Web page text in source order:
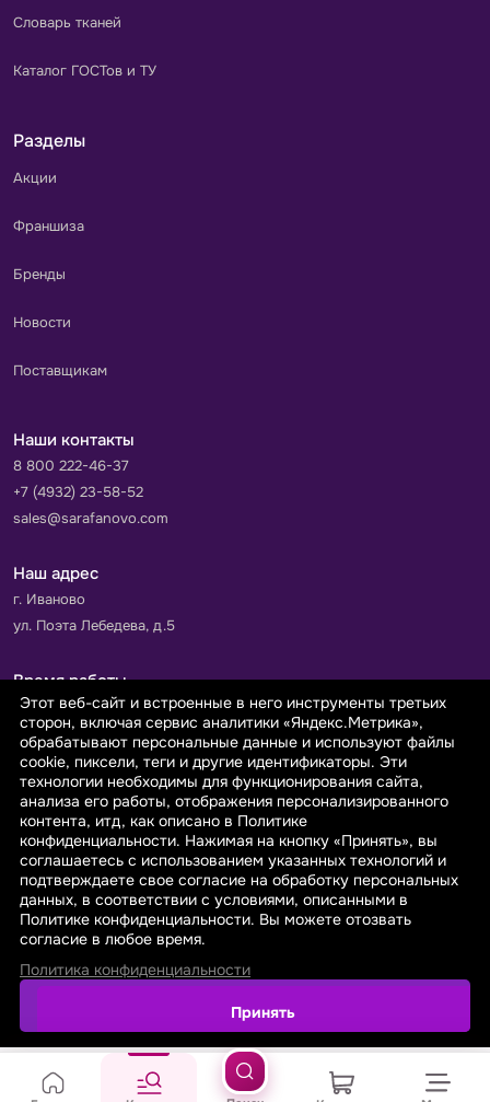
Словарь тканей
Каталог ГОСТов и ТУ
Разделы
Акции
Франшиза
Бренды
Новости
Поставщикам
Наши контакты
8 800 222-46-37
+7 (4932) 23-58-52
sales@sarafanovo.com
Наш адрес
г. Иваново
ул. Поэта Лебедева, д.5
Время работы
Пн-Пт с 9.00 до 18.00
Сб-Вс: выходной
Принимаем к оплате
© 2026 sarafanovo.com - Интернет-магазин "САРАФАНОВО"
специализируется на производстве, продаже тканей оптом и в
розницу с доставкой по Роcсии и СНГ.
Политика обработки персональных данных
Этот веб-сайт и встроенные в него инструменты третьих
сторон, включая сервис аналитики «Яндекс.Метрика»,
обрабатывают персональные данные и используют файлы
cookie, пиксели, теги и другие идентификаторы. Эти
технологии необходимы для функционирования сайта,
анализа его работы, отображения персонализированного
контента, итд, как описано в Политике
конфиденциальности. Нажимая на кнопку «Принять», вы
соглашаетесь с использованием указанных технологий и
подтверждаете свое согласие на обработку персональных
данных, в соответствии с условиями, описанными в
Политике конфиденциальности. Вы можете отозвать
согласие в любое время.
Политика конфиденциальности